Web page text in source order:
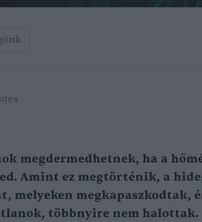
megdermedhetnek, ha a
Amint ez megtörténik, a
melyeken megkapaszkodtak,
többnyire nem halottak.